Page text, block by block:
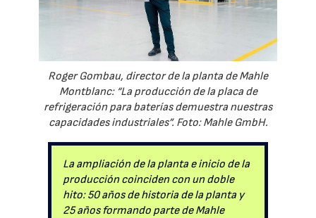
Roger Gombau, director de la planta de Mahle
Montblanc: “La producción de la placa de
refrigeración para baterías demuestra nuestras
capacidades industriales”. Foto: Mahle GmbH.
La ampliación de la planta e inicio de la
producción coinciden con un doble
hito: 50 años de historia de la planta y
25 años formando parte de Mahle